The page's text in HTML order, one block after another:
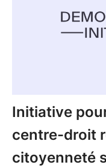
Initiative
centre-droit
citoyenneté